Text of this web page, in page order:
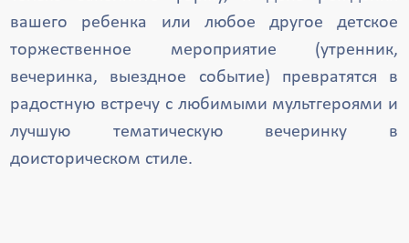
вашего ребенка или любое другое детское
торжественное мероприятие (утренник,
вечеринка, выездное событие) превратятся в
радостную встречу с любимыми мультгероями и
лучшую тематическую вечеринку в
доисторическом стиле.